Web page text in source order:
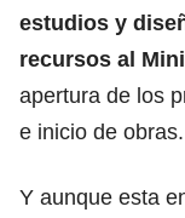
estudios y
recursos al
apertura de los
e inicio de obras.
Y aunque esta